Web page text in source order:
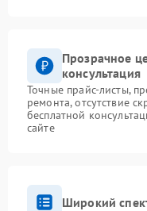
Прозрачное
консультация
Точные прайс-листы,
ремонта, отсутствие
бесплатной
сайте
Широкий